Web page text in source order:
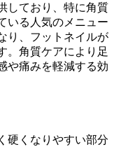
しており、特に角質
いる人気のメニュー
り、フットネイルが
。角質ケアにより足
や痛みを軽減する効
硬くなりやすい部分